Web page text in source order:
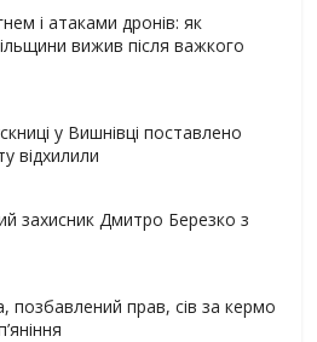
і атаками дронів: як
вижив після важкого
у Вишнівці поставлено
відхилили
захисник Дмитро Березко з
позбавлений прав, сів за кермо